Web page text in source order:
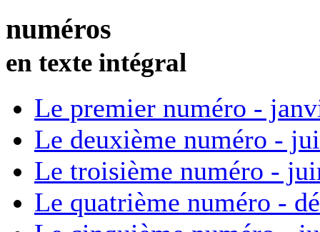
numéros
en texte intégral
Le premier numéro -
Le deuxième numéro -
Le troisième numéro -
Le quatrième numéro -